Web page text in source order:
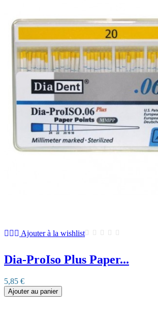
Ajouter à la wishlist
Dia-ProIso Plus Paper...
5,85 €
Ajouter au panier